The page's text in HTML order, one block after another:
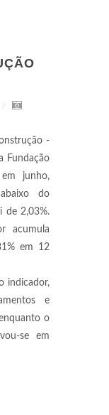
-
Fundação
em junho,
do
de 2,03%.
acumula
em 12
indicador,
e
o
se em